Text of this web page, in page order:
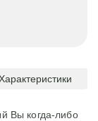
Вы когда-либо